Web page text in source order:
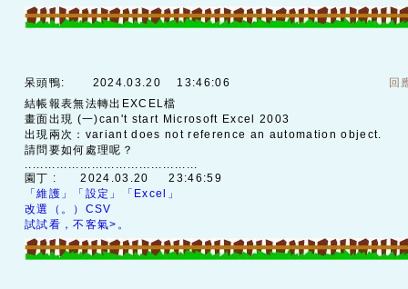
呆頭鴨: 2024.03.20 13:46:06
回
結帳報表無法轉出EXCEL檔
畫面出現 (一)can't start Microsoft Excel 2003
出現兩次：variant does not reference an automation object.
請問要如何處理呢？
............................................
園丁 :2024.03.20 23:46:59
「維護」「設定」「Excel」
改選（。）CSV
試試看，不客氣>。